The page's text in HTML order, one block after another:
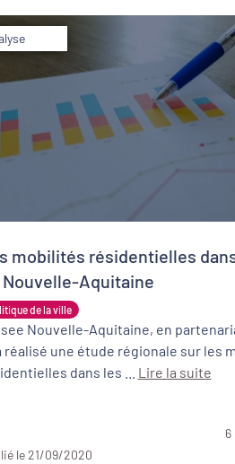
de la ville
mobilités résidentielles
Nouvelle-Aquitaine
Nouvelle-Aquitaine, en
réalisé une étude régionale sur les
Lire la suite
le 21/09/2020